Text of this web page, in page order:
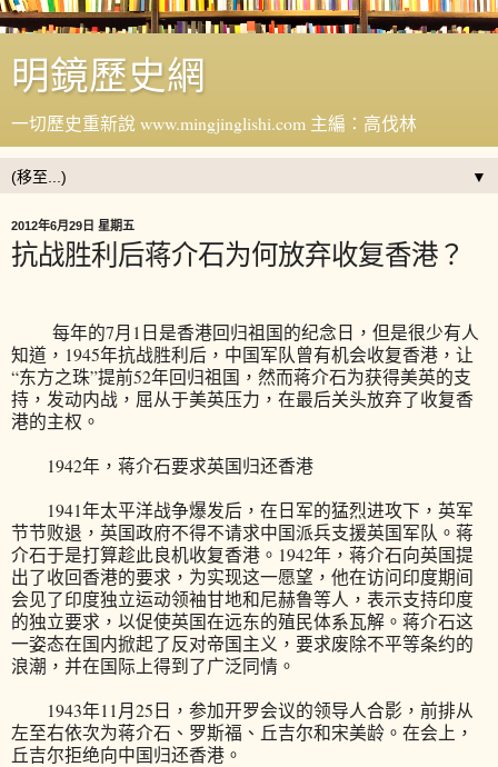
明鏡歷史網
一切歷史重新說 www.mingjinglishi.com 主編：高伐林
▼
2012年6月29日 星期五
抗战胜利后蒋介石为何放弃收复香港？
每年的7月1日是香港回归祖国的纪念日，但是很少有人
知道，1945年抗战胜利后，中国军队曾有机会收复香港，让
“东方之珠”提前52年回归祖国，然而蒋介石为获得美英的支
持，发动内战，屈从于美英压力，在最后关头放弃了收复香
港的主权。
1942年，蒋介石要求英国归还香港
1941年太平洋战争爆发后，在日军的猛烈进攻下，英军
节节败退，英国政府不得不请求中国派兵支援英国军队。蒋
介石于是打算趁此良机收复香港。1942年，蒋介石向英国提
出了收回香港的要求，为实现这一愿望，他在访问印度期间
会见了印度独立运动领袖甘地和尼赫鲁等人，表示支持印度
的独立要求，以促使英国在远东的殖民体系瓦解。蒋介石这
一姿态在国内掀起了反对帝国主义，要求废除不平等条约的
浪潮，并在国际上得到了广泛同情。
1943年11月25日，参加开罗会议的领导人合影，前排从
左至右依次为蒋介石、罗斯福、丘吉尔和宋美龄。在会上，
丘吉尔拒绝向中国归还香港。